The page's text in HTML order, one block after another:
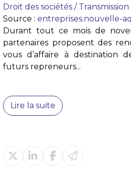
Droit des sociétés /
Source : entreprises.nouvelle-
Durant tout ce mois de
partenaires proposent des
vous d’affaire à destination
futurs repreneurs...
Lire la suite